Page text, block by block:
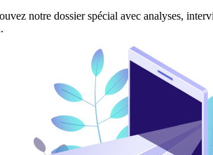
notre dossier spécial avec analyses,